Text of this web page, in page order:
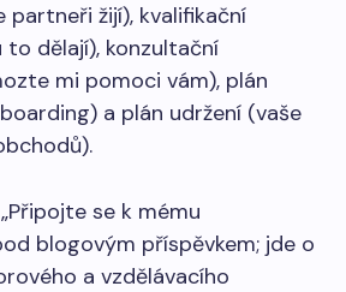
partneři žijí), kvalifikační
dělají), konzultační
mi pomoci vám), plán
a plán udržení (vaše
se k mému
blogovým příspěvkem; jde o
a vzdělávacího